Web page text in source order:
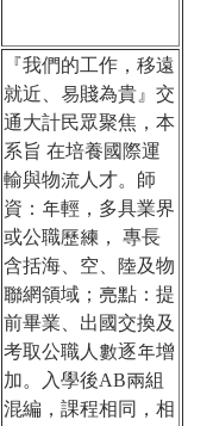
『我們的工作，移遠
就近、易賤為貴』交
通大計民眾聚焦，本
系旨 在培養國際運
輸與物流人才。師
資：年輕，多具業界
或公職歷練， 專長
含括海、空、陸及物
聯網領域；亮點：提
前畢業、出國交換及
考取公職人數逐年增
加。入學後AB兩組
混編，課程相同，相